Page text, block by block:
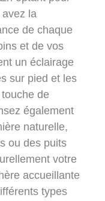
la
de chaque
et de vos
un éclairage
sur pied et les
de
également
naturelle,
ou des puits
votre
accueillante
types